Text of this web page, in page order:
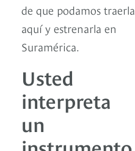
de que podamos traerla
aquí y estrenarla en
Suramérica.
Usted
interpreta
un